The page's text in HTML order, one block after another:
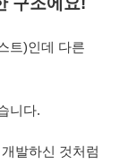
트)인데 다른
니다.
발하신 것처럼